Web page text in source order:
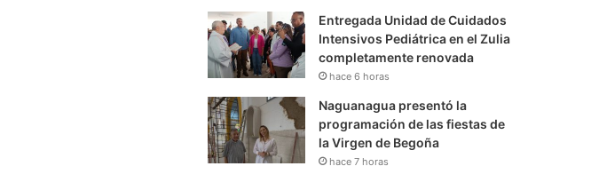
Entregada Unidad de Cuidados
Intensivos Pediátrica en el Zulia
completamente renovada
hace 6 horas
Naguanagua presentó la
programación de las fiestas de
la Virgen de Begoña
hace 7 horas